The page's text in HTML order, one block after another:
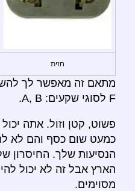
חזית
F לסוגי שקעים: A, B.
פשוט, קטן וזול. אתה
כמעט שום כסף והם לא
הנסיעות שלך. החיסרון
הארץ אבל זה לא יכול
מסוימים.